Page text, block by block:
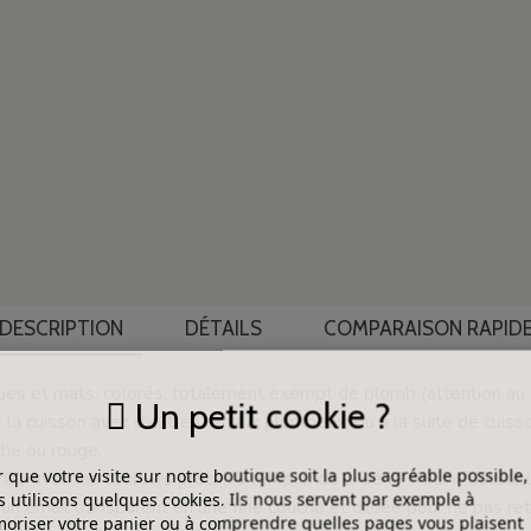
DESCRIPTION DÉTAILS COMPARAISON
et mats, colorés, totalement exempt de plomb (attention au
cuisson avec d’autres émaux plombeux, ou à la suite de
ou rouge.
avec les couleurs prêtes à l’emploi de la série « CD »,
émail transparent en une fine couche et diluée pour ne pas
Un petit cookie ?
que votre visite sur notre boutique soit la plus agréable possible,
utilisons quelques cookies. Ils nous servent par exemple à
votre panier ou à comprendre quelles pages vous plaisent